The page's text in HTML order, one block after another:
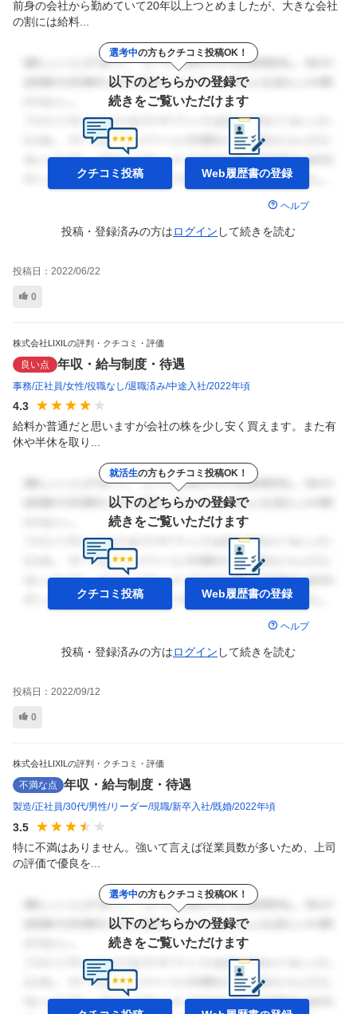
前身の会社から勤めていて20年以上つとめましたが、大きな会社
の割には給料...
選考中の方もクチコミ投稿OK！
以下のどちらかの登録で
続きをご覧いただけます
クチコミ投稿 Web履歴書の登録
ヘルプ
投稿・登録済みの方はログイン して続きを読む
投稿日： 2022/06/22
0
株式会社LIXILの評判・クチコミ・評価
良い点 年収・給与制度・待遇
事務 正社員 女性 役職なし 退職済み 中途入社 2022年頃
4.3
給料か普通だと思いますが会社の株を少し安く買えます。また有
休や半休を取り...
就活生の方もクチコミ投稿OK！
以下のどちらかの登録で
続きをご覧いただけます
クチコミ投稿 Web履歴書の登録
ヘルプ
投稿・登録済みの方はログイン して続きを読む
投稿日： 2022/09/12
0
株式会社LIXILの評判・クチコミ・評価
不満な点 年収・給与制度・待遇
製造 正社員 30代 男性 リーダー 現職 新卒入社 既婚 2022年頃
3.5
特に不満はありません。強いて言えば従業員数が多いため、上司
の評価で優良を...
選考中の方もクチコミ投稿OK！
以下のどちらかの登録で
続きをご覧いただけます